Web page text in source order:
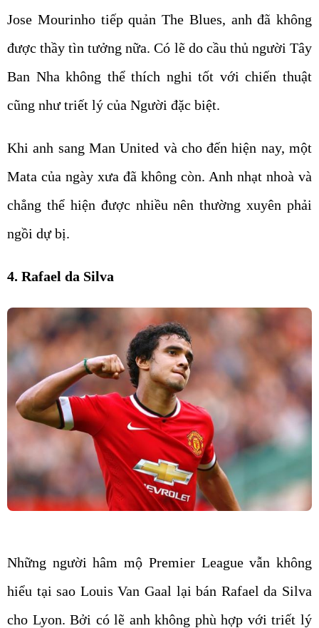
Jose Mourinho tiếp quản The Blues, anh đã không
được thầy tìn tưởng nữa. Có lẽ do cầu thủ người Tây
Ban Nha không thể thích nghi tốt với chiến thuật
cũng như triết lý của Người đặc biệt.
Khi anh sang Man United và cho đến hiện nay, một
Mata của ngày xưa đã không còn. Anh nhạt nhoà và
chẳng thể hiện được nhiều nên thường xuyên phải
ngồi dự bị.
4. Rafael da Silva
Những người hâm mộ Premier League vẫn không
hiểu tại sao Louis Van Gaal lại bán Rafael da Silva
cho Lyon. Bởi có lẽ anh không phù hợp với triết lý